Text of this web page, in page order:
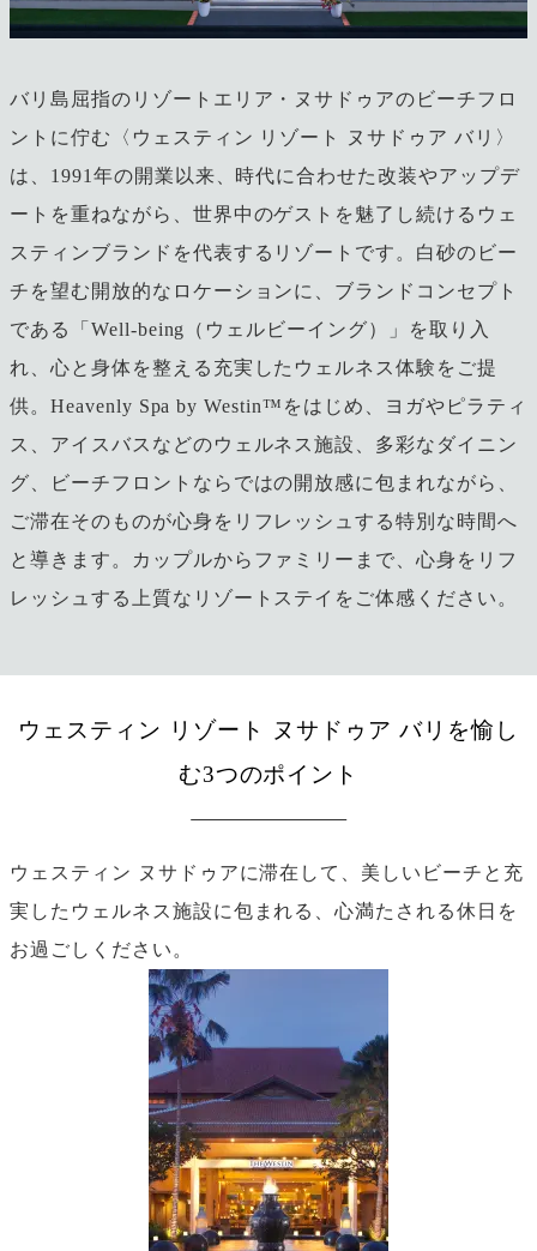
バリ島屈指のリゾートエリア・ヌサドゥアのビーチフロ
ントに佇む〈ウェスティン リゾート ヌサドゥア バリ〉
は、1991年の開業以来、時代に合わせた改装やアップデ
ートを重ねながら、世界中のゲストを魅了し続けるウェ
スティンブランドを代表するリゾートです。白砂のビー
チを望む開放的なロケーションに、ブランドコンセプト
である「Well-being（ウェルビーイング）」を取り入
れ、心と身体を整える充実したウェルネス体験をご提
供。Heavenly Spa by Westin™をはじめ、ヨガやピラティ
ス、アイスバスなどのウェルネス施設、多彩なダイニン
グ、ビーチフロントならではの開放感に包まれながら、
ご滞在そのものが心身をリフレッシュする特別な時間へ
と導きます。カップルからファミリーまで、心身をリフ
レッシュする上質なリゾートステイをご体感ください。
ウェスティン リゾート ヌサドゥア バリを愉し
む3つのポイント
ウェスティン ヌサドゥアに滞在して、美しいビーチと充
実したウェルネス施設に包まれる、心満たされる休日を
お過ごしください。